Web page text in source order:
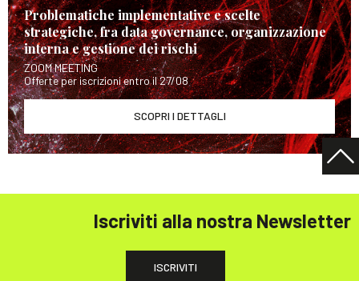
Problematiche implementative e scelte
strategiche, fra data governance, organizzazione
interna e gestione dei rischi
ZOOM MEETING
Offerte per iscrizioni entro il 27/08
SCOPRI I DETTAGLI
Iscriviti alla nostra Newsletter
ISCRIVITI